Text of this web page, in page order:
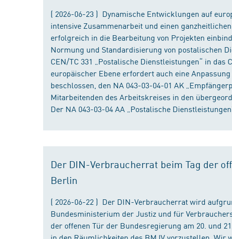
( 2026-06-23 ) Dynamische Entwicklungen auf
intensive Zusammenarbeit und einen
erfolgreich in die Bearbeitung von Projekten
Normung und Standardisierung von postalischen
CEN/TC 331 „Postalische Dienstleistungen“ in
europäischer Ebene erfordert auch eine
beschlossen, den NA 043-03-04-01 AK
Mitarbeitenden des Arbeitskreises in den
Der NA 043-03-04 AA „Postalische
Der DIN-Verbraucherrat beim Tag der
Berlin
( 2026-06-22 ) Der DIN-Verbraucherrat wird
Bundesministerium der Justiz und für
der offenen Tür der Bundesregierung am 20. und